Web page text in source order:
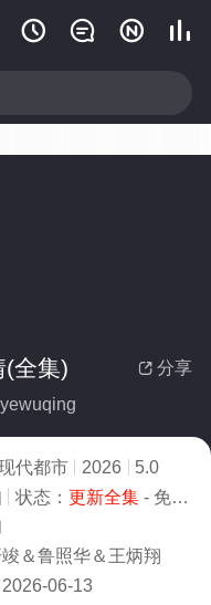
   
 分享
(全集)
代都市 2026
5.0
状态： 更新全集- 免费在线观看
＆鲁照华＆王炳翔
2026-06-13